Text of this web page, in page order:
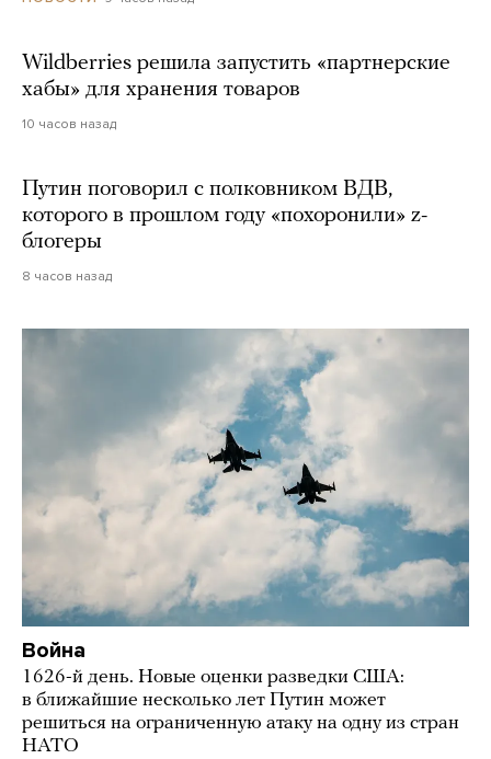
Wildberries решила запустить «партнерские
хабы» для хранения товаров
10 часов назад
Путин поговорил с полковником ВДВ,
которого в прошлом году «похоронили» z-
блогеры
8 часов назад
Война
1626-й день. Новые оценки разведки США:
в ближайшие несколько лет Путин может
решиться на ограниченную атаку на одну из стран
НАТО